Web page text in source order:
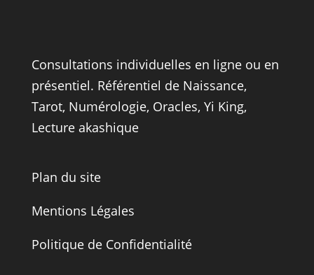
Consultations individuelles en ligne ou en
présentiel. Référentiel de Naissance,
Tarot, Numérologie, Oracles, Yi King,
Lecture akashique
Plan du site
Mentions Légales
Politique de Confidentialité